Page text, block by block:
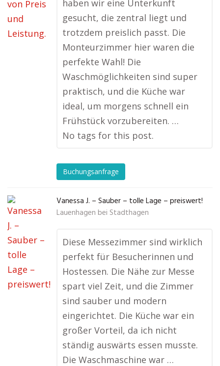
haben wir eine Unterkunft
gesucht, die zentral liegt und
trotzdem preislich passt. Die
Monteurzimmer hier waren die
perfekte Wahl! Die
Waschmöglichkeiten sind super
praktisch, und die Küche war
ideal, um morgens schnell ein
Frühstück vorzubereiten. …
No tags for this post.
Buchungsanfrage
Vanessa J. – Sauber – tolle Lage – preiswert!
Lauenhagen bei Stadthagen
Diese Messezimmer sind wirklich
perfekt für Besucherinnen und
Hostessen. Die Nähe zur Messe
spart viel Zeit, und die Zimmer
sind sauber und modern
eingerichtet. Die Küche war ein
großer Vorteil, da ich nicht
ständig auswärts essen musste.
Die Waschmaschine war …